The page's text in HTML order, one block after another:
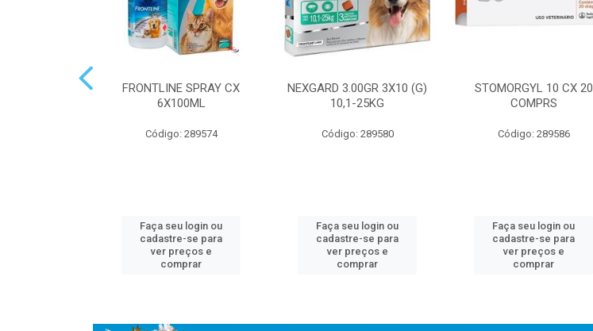
FRONTLINE SPRAY CX
6X100ML
Código: 289574
Faça seu login ou
cadastre-se para
ver preços e
comprar
NEXGARD 3.00GR 3X10 (G)
10,1-25KG
Código: 289580
Faça seu login ou
cadastre-se para
ver preços e
comprar
STOMORGYL 10 CX 20
COMPRS
Código: 289586
Faça seu login ou
cadastre-se para
ver preços e
comprar